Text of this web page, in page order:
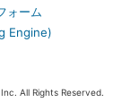
ォーム
Engine)
All Rights Reserved.